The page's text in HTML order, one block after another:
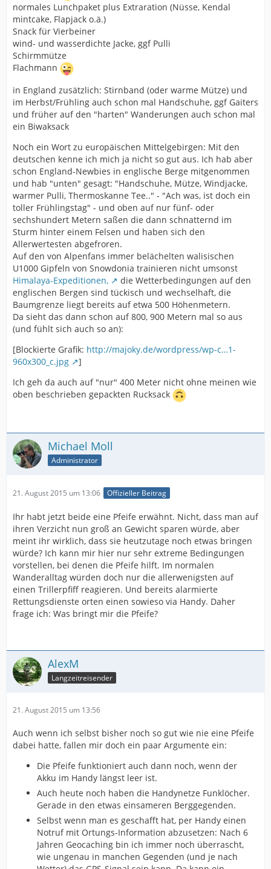
normales Lunchpaket plus Extraration (Nüsse, Kendal
mintcake, Flapjack o.ä.)
Snack für Vierbeiner
wind- und wasserdichte Jacke, ggf Pulli
Schirmmütze
Flachmann
in England zusätzlich: Stirnband (oder warme Mütze) und
im Herbst/Frühling auch schon mal Handschuhe, ggf Gaiters
und früher auf den "harten" Wanderungen auch schon mal
ein Biwaksack
Noch ein Wort zu europäischen Mittelgebirgen: Mit den
deutschen kenne ich mich ja nicht so gut aus. Ich hab aber
schon England-Newbies in englische Berge mitgenommen
und hab "unten" gesagt: "Handschuhe, Mütze, Windjacke,
warmer Pulli, Thermoskanne Tee.." - "Ach was, ist doch ein
toller Frühlingstag" - und oben auf nur fünf- oder
sechshundert Metern saßen die dann schnatternd im
Sturm hinter einem Felsen und haben sich den
Allerwertesten abgefroren.
Auf den von Alpenfans immer belächelten walisischen
U1000 Gipfeln von Snowdonia trainieren nicht umsonst
Himalaya-Expeditionen,
die Wetterbedingungen auf den
englischen Bergen sind tückisch und wechselhaft, die
Baumgrenze liegt bereits auf etwa 500 Höhenmetern.
Da sieht das dann schon auf 800, 900 Metern mal so aus
(und fühlt sich auch so an):
[Blockierte Grafik: http://majoky.de/wordpress/wp-c…1-
960x300_c.jpg
]
Ich geh da auch auf "nur" 400 Meter nicht ohne meinen wie
oben beschrieben gepackten Rucksack
Michael Moll
Administrator
21. August 2015 um 13:06 Offizieller Beitrag
Ihr habt jetzt beide eine Pfeife erwähnt. Nicht, dass man auf
ihren Verzicht nun groß an Gewicht sparen würde, aber
meint ihr wirklich, dass sie heutzutage noch etwas bringen
würde? Ich kann mir hier nur sehr extreme Bedingungen
vorstellen, bei denen die Pfeife hilft. Im normalen
Wanderalltag würden doch nur die allerwenigsten auf
einen Trillerpfiff reagieren. Und bereits alarmierte
Rettungsdienste orten einen sowieso via Handy. Daher
frage ich: Was bringt mir die Pfeife?
AlexM
Langzeitreisender
21. August 2015 um 13:56
Auch wenn ich selbst bisher noch so gut wie nie eine Pfeife
dabei hatte, fallen mir doch ein paar Argumente ein:
Die Pfeife funktioniert auch dann noch, wenn der
Akku im Handy längst leer ist.
Auch heute noch haben die Handynetze Funklöcher.
Gerade in den etwas einsameren Berggegenden.
Selbst wenn man es geschafft hat, per Handy einen
Notruf mit Ortungs-Information abzusetzen: Nach 6
Jahren Geocaching bin ich immer noch überrascht,
wie ungenau in manchen Gegenden (und je nach